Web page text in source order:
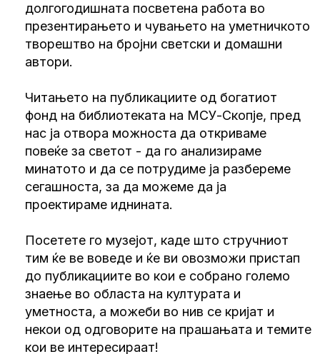
долгогодишната посветена работа во
презентирањето и чувањето на уметничкото
творештво на бројни светски и домашни
автори.
Читањето на публикациите од богатиот
фонд на библиотеката на МСУ-Скопје, пред
нас ја отвора можноста да откриваме
повеќе за светот - да го анализираме
минатото и да се потрудиме ја разбереме
сегашноста, за да можеме да ја
проектираме иднината.
Посетете го музејот, каде што стручниот
тим ќе ве воведе и ќе ви овозможи пристап
до публикациите во кои е собрано големо
знаење во областа на културата и
уметноста, а можеби во нив се кријат и
некои од одговорите на прашањата и темите
кои ве интересираат!